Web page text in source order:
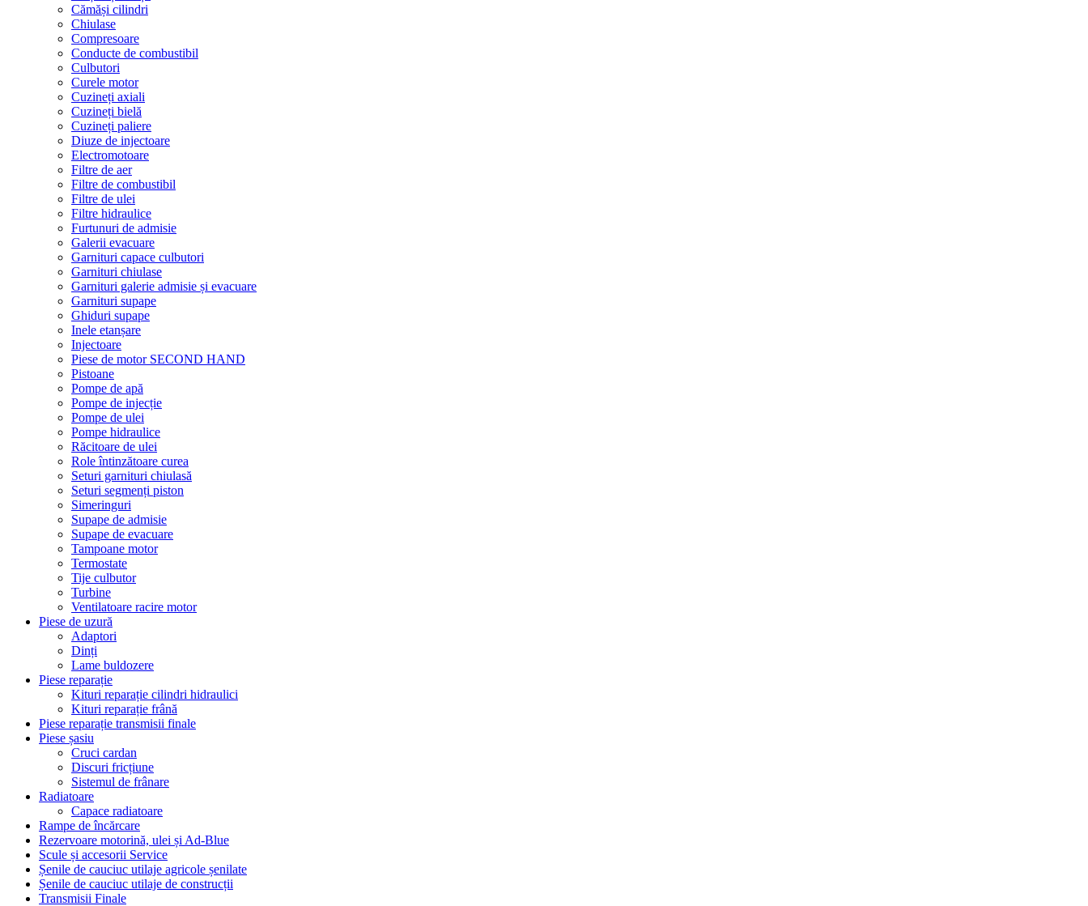
Cămăși cilindri
Chiulase
Compresoare
Conducte de combustibil
Culbutori
Curele motor
Cuzineți axiali
Cuzineți bielă
Cuzineți paliere
Diuze de injectoare
Electromotoare
Filtre de aer
Filtre de combustibil
Filtre de ulei
Filtre hidraulice
Furtunuri de admisie
Galerii evacuare
Garnituri capace culbutori
Garnituri chiulase
Garnituri galerie admisie și evacuare
Garnituri supape
Ghiduri supape
Inele etanșare
Injectoare
Piese de motor SECOND HAND
Pistoane
Pompe de apă
Pompe de injecție
Pompe de ulei
Pompe hidraulice
Răcitoare de ulei
Role întinzătoare curea
Seturi garnituri chiulasă
Seturi segmenți piston
Simeringuri
Supape de admisie
Supape de evacuare
Tampoane motor
Termostate
Tije culbutor
Turbine
Ventilatoare racire motor
Piese de uzură
Adaptori
Dinți
Lame buldozere
Piese reparație
Kituri reparație cilindri hidraulici
Kituri reparație frână
Piese reparație transmisii finale
Piese șasiu
Cruci cardan
Discuri fricțiune
Sistemul de frânare
Radiatoare
Capace radiatoare
Rampe de încărcare
Rezervoare motorină, ulei și Ad-Blue
Scule și accesorii Service
Șenile de cauciuc utilaje agricole șenilate
Șenile de cauciuc utilaje de construcții
Transmisii Finale